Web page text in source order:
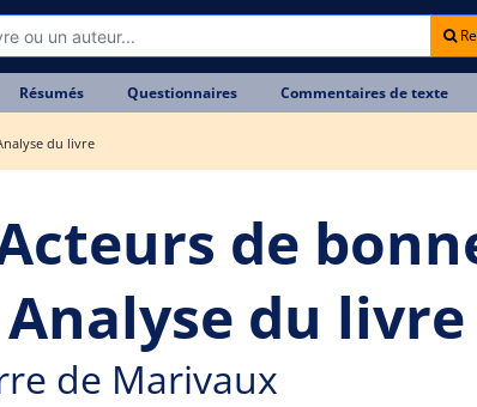
Résumés Questionnaires Commentaires de texte
du livre
de
du livre
de Marivaux